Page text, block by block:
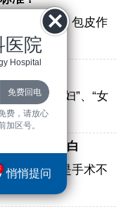
性很常见。包皮作
......
很短暂
，“高龄产妇”、“女
看了你就明白
到需要的是手术不
医院
Hospital
费，请放心
加区号。
悄悄提问